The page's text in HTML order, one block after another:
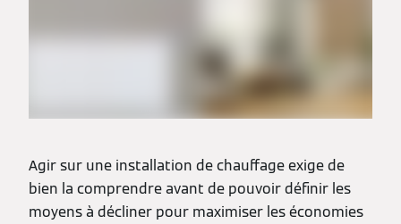
Agir sur une installation de chauffage exige de
bien la comprendre avant de pouvoir définir les
moyens à décliner pour maximiser les économies